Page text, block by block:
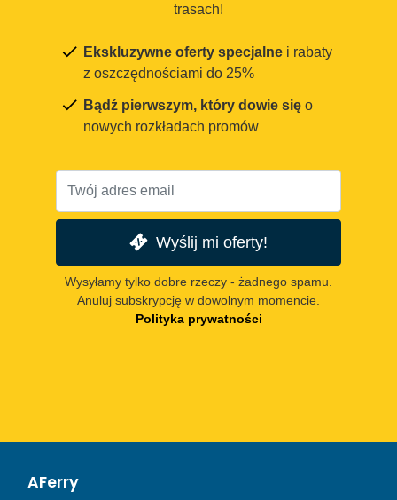
trasach!
Ekskluzywne oferty specjalne i rabaty
z oszczędnościami do 25%
Bądź pierwszym, który dowie się o
nowych rozkładach promów
Wyślij mi oferty!
Wysyłamy tylko dobre rzeczy - żadnego spamu.
Anuluj subskrypcję w dowolnym momencie.
Polityka prywatności
AFerry